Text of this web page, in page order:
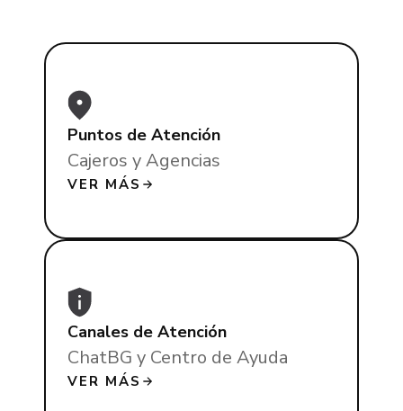
Puntos de Atención
Cajeros y Agencias
VER MÁS
Canales de Atención
ChatBG y Centro de Ayuda
VER MÁS